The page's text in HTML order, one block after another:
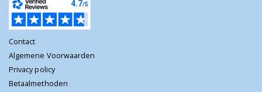
Contact
Algemene Voorwaarden
Privacy policy
Betaalmethoden